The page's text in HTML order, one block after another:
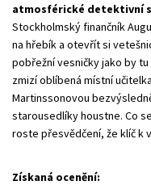
atmosférické detektivní
Stockholmský finančník
na hřebík a otevřít si
pobřežní vesničky jako by
zmizí oblíbená místní
Martinssonovou
starousedlíky houstne. Co
roste přesvědčení, že klíč k
Získaná ocenění: